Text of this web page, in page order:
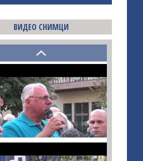
ВИДЕО СНИМЦИ